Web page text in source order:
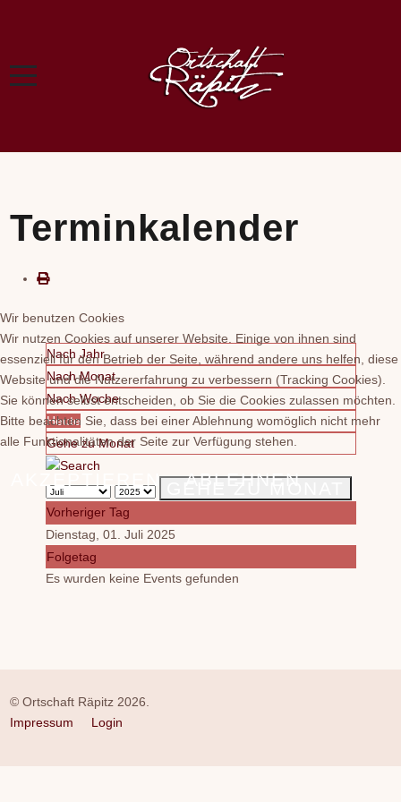
Terminkalender
Nach Jahr
Nach Monat
Nach Woche
Heute
Gehe zu Monat
Vorheriger Tag
Dienstag, 01. Juli 2025
Folgetag
Es wurden keine Events gefunden
© Ortschaft Räpitz 2026.
Impressum
Login
Wir benutzen Cookies
Wir nutzen Cookies auf unserer Website. Einige von ihnen sind
essenziell für den Betrieb der Seite, während andere uns helfen, diese
Website und die Nutzererfahrung zu verbessern (Tracking Cookies).
Sie können selbst entscheiden, ob Sie die Cookies zulassen möchten.
Bitte beachten Sie, dass bei einer Ablehnung womöglich nicht mehr
alle Funktionalitäten der Seite zur Verfügung stehen.
AKZEPTIEREN ABLEHNEN